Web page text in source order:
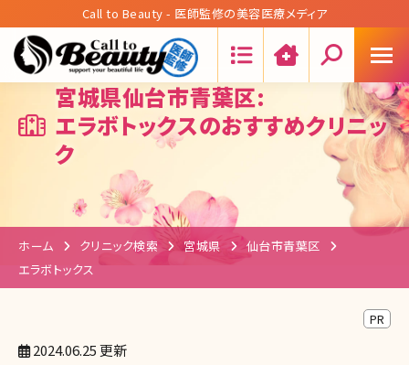
Call to Beauty - 医師監修の美容医療メディア
宮城県仙台市青葉区:
エラボトックスのおすすめクリニッ
ク
ホーム クリニック検索 宮城県
仙台市青葉区
エラボトックス
PR
2024.06.25 更新